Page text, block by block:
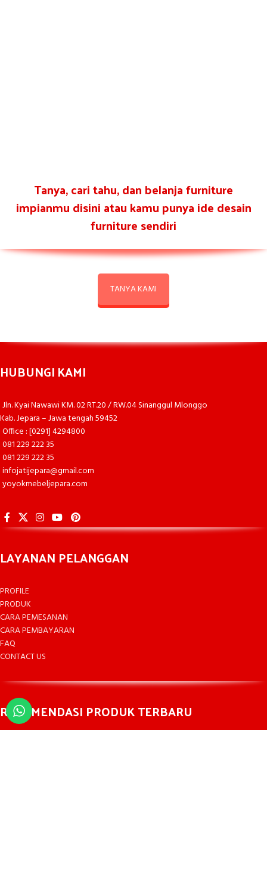
Tanya, cari tahu, dan belanja furniture
impianmu disini atau kamu punya ide desain
furniture sendiri
TANYA KAMI
HUBUNGI KAMI
Jln. Kyai Nawawi KM. 02 RT.20 / RW.04 Sinanggul Mlonggo
Kab. Jepara – Jawa tengah 59452
Office : [0291] 4294800
081 229 222 35
081 229 222 35
infojatijepara@gmail.com
yoyokmebeljepara.com
LAYANAN PELANGGAN
PROFILE
PRODUK
CARA PEMESANAN
CARA PEMBAYARAN
FAQ
CONTACT US
REKOMENDASI PRODUK TERBARU